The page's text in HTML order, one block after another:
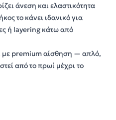
άνεση και ελαστικότητα
το κάνει ιδανικό για
ή layering κάτω από
με premium αίσθηση — απλό,
από το πρωί μέχρι το